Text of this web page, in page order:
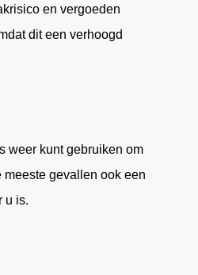
en vergoeden
dit een verhoogd
weer kunt gebruiken om
gevallen ook een
u is.